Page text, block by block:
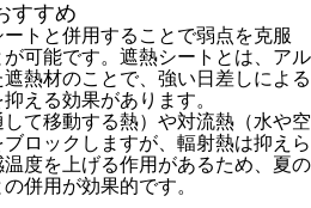
すすめ
トと併用することで弱点を克服
可能です。遮熱シートとは、アル
熱材のことで、強い日差しによる
える効果があります。
て移動する熱）や対流熱（水や空
ロックしますが、輻射熱は抑えら
度を上げる作用があるため、夏の
併用が効果的です。